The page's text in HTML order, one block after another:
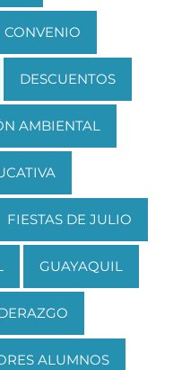
CONVENIO
DESCUENTOS
AMBIENTAL
FIESTAS DE JULIO
GUAYAQUIL
ALUMNOS